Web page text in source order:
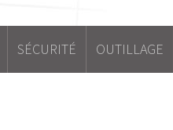
SÉCURITÉ OUTILLAGE